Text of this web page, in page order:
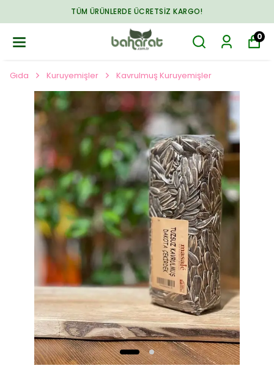
TÜM ÜRÜNLERDE ÜCRETSIZ KARGO!
0
Gıda Kuruyemişler Kavrulmuş Kuruyemişler